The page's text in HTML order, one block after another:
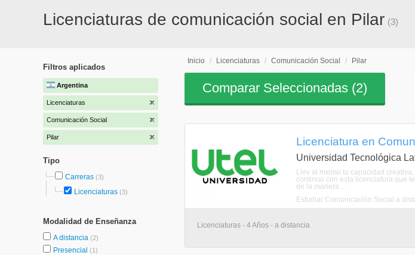
Licenciaturas de comunicación social en Pilar (3)
Filtros aplicados
Argentina
Licenciaturas
Comunicación Social
Pilar
Tipo
Carreras (3)
Licenciaturas (3)
Modalidad de Enseñanza
A distancia (2)
Presencial (1)
Inicio / Licenciaturas / Comunicación Social / Pilar
Comparar Seleccionadas (2)
Licenciatura en
Universidad Tecnológica
Llev al mximo tu capacidad
continuo con esta licenciatura que
de la manera ...
Estudiar Comunicación Social a
Licenciaturas - 4 Años - a distancia